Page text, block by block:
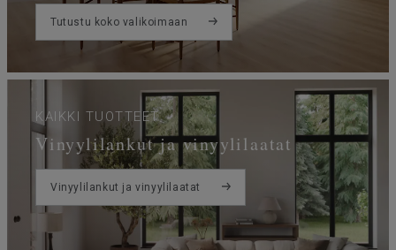
Tutustu koko valikoimaan
KAIKKI TUOTTEET
Vinyylilankut ja vinyylilaatat
Vinyylilankut ja vinyylilaatat